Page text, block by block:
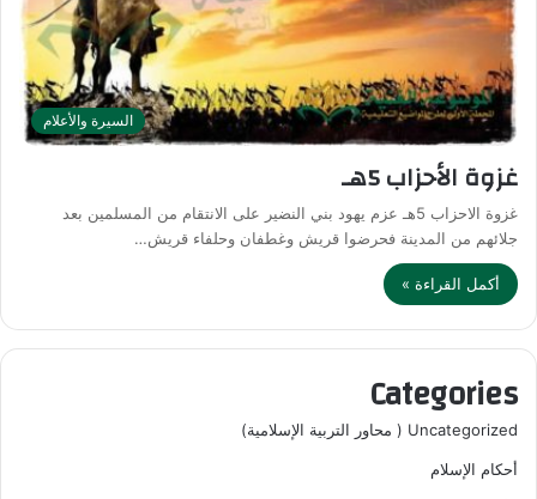
السيرة والأعلام
غزوة الأحزاب 5هـ
غزوة الاحزاب 5هـ عزم يهود بني النضير على الانتقام من المسلمين بعد
جلائهم من المدينة فحرضوا قريش وغطفان وحلفاء قريش…
أكمل القراءة »
Categories
Uncategorized ( محاور التربية الإسلامية)
أحكام الإسلام